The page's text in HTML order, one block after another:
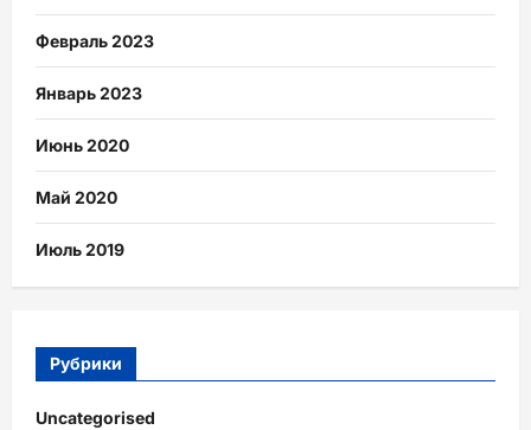
Февраль 2023
Январь 2023
Июнь 2020
Май 2020
Июль 2019
Рубрики
Uncategorised